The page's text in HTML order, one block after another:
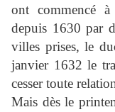
ont commencé
depuis 1630 par
villes prises, le
janvier 1632 le
cesser toute
Mais dès le